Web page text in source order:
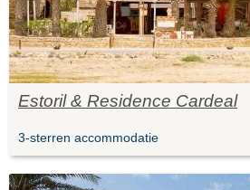
Estoril & Residence Cardeal
3-sterren accommodatie